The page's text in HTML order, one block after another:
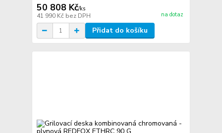
50 808 Kč/ks
41 990 Kč bez DPH na dotaz
Přidat do košíku